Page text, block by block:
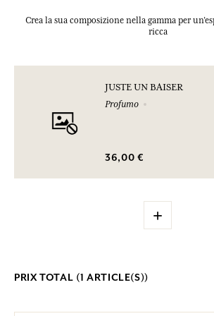
Crea la sua composizione nella gamma per
ricca
JUSTE UN BAISER
Profumo
36,00 €
+
PRIX TOTAL (1 ARTICLE(S))